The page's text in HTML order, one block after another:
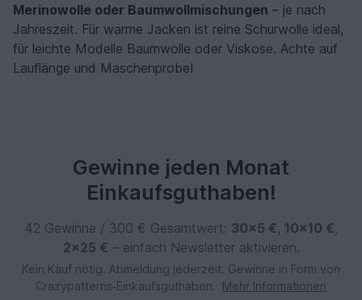
Merinowolle oder Baumwollmischungen – je nach
Jahreszeit. Für warme Jacken ist reine Schurwolle ideal,
für leichte Modelle Baumwolle oder Viskose. Achte auf
Lauflänge und Maschenprobe!
Gewinne jeden Monat
Einkaufsguthaben!
42 Gewinne / 300 € Gesamtwert: 30×5 €, 10×10 €,
2×25 € – einfach Newsletter aktivieren.
Kein Kauf nötig. Abmeldung jederzeit. Gewinne in Form von
Crazypatterns‑Einkaufsguthaben.
Mehr Informationen